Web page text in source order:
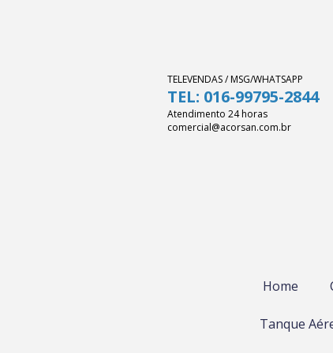
TELEVENDAS / MSG/WHATSAPP
TEL: 016-99795-2844
Atendimento 24 horas
comercial@acorsan.com.br
Home
Tanque